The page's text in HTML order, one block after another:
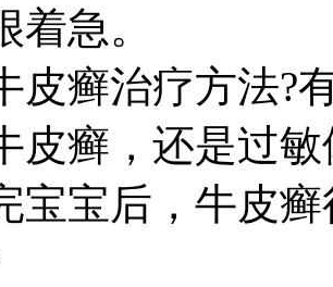
着急。
皮癣治疗方法?
皮癣，还是过
宝宝后，牛皮